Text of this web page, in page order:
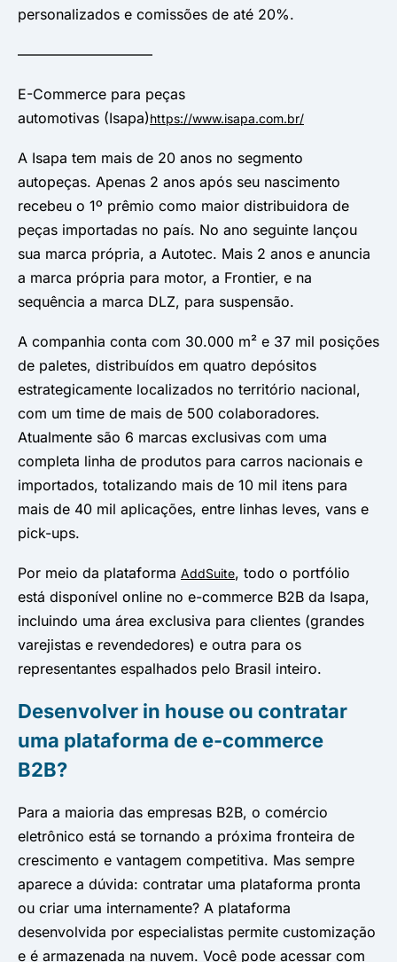
personalizados e comissões de até 20%.
—————————–
E-Commerce para peças
automotivas (Isapa)https://www.isapa.com.br/
A Isapa tem mais de 20 anos no segmento
autopeças. Apenas 2 anos após seu nascimento
recebeu o 1º prêmio como maior distribuidora de
peças importadas no país. No ano seguinte lançou
sua marca própria, a Autotec. Mais 2 anos e anuncia
a marca própria para motor, a Frontier, e na
sequência a marca DLZ, para suspensão.
A companhia conta com 30.000 m² e 37 mil posições
de paletes, distribuídos em quatro depósitos
estrategicamente localizados no território nacional,
com um time de mais de 500 colaboradores.
Atualmente são 6 marcas exclusivas com uma
completa linha de produtos para carros nacionais e
importados, totalizando mais de 10 mil itens para
mais de 40 mil aplicações, entre linhas leves, vans e
pick-ups.
Por meio da plataforma AddSuite, todo o portfólio
está disponível online no e-commerce B2B da Isapa,
incluindo uma área exclusiva para clientes (grandes
varejistas e revendedores) e outra para os
representantes espalhados pelo Brasil inteiro.
Desenvolver in house ou contratar
uma plataforma de e-commerce
B2B?
Para a maioria das empresas B2B, o comércio
eletrônico está se tornando a próxima fronteira de
crescimento e vantagem competitiva. Mas sempre
aparece a dúvida: contratar uma plataforma pronta
ou criar uma internamente? A plataforma
desenvolvida por especialistas permite customização
e é armazenada na nuvem. Você pode acessar com